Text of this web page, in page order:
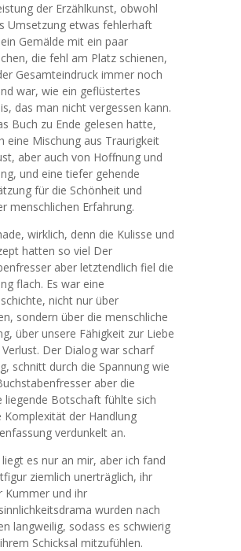
der Erzählkunst, obwohl
Umsetzung etwas fehlerhaft
Gemälde mit ein paar
die fehl am Platz schienen,
Gesamteindruck immer noch
war, wie ein geflüstertes
das man nicht vergessen kann.
Buch zu Ende gelesen hatte,
eine Mischung aus Traurigkeit
aber auch von Hoffnung und
und eine tiefer gehende
für die Schönheit und
menschlichen Erfahrung.
wirklich, denn die Kulisse und
hatten so viel Der
aber letztendlich fiel die
flach. Es war eine
nicht nur über
sondern über die menschliche
über unsere Fähigkeit zur Liebe
Der Dialog war scharf
schnitt durch die Spannung wie
aber die
liegende Botschaft fühlte sich
Komplexität der Handlung
verdunkelt an.
liegt es nur an mir, aber ich fand
ziemlich unerträglich, ihr
Kummer und ihr
wurden nach
langweilig, sodass es schwierig
Schicksal mitzufühlen.